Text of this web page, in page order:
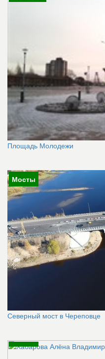
Площадь Молодежи
Мосты
Северный мост в Череповце